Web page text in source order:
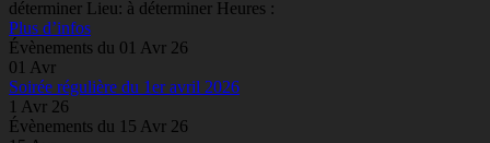
déterminer Lieu: à déterminer Heures :
Plus d’infos
Évènements du 01 Avr 26
01 Avr
Soirée régulière du 1er avril 2026
1 Avr 26
Évènements du 15 Avr 26